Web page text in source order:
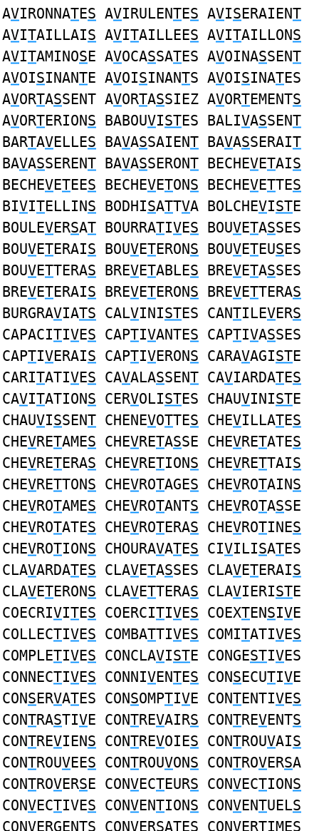
AVIRONNATES AVIRULENTES AVISERAIENT
AVITAILLAIS AVITAILLEES AVITAILLONS
AVITAMINOSE AVOCASSATES AVOINASSENT
AVOISINANTE AVOISINANTS AVOISINATES
AVORTASSENT AVORTASSIEZ AVORTEMENTS
AVORTERIONS BABOUVISTES BALIVASSENT
BARTAVELLES BAVASSAIENT BAVASSERAIT
BAVASSERENT BAVASSERONT BECHEVETAIS
BECHEVETEES BECHEVETONS BECHEVETTES
BIVITELLINS BODHISATTVA BOLCHEVISTE
BOULEVERSAT BOURRATIVES BOUVETASSES
BOUVETERAIS BOUVETERONS BOUVETEUSES
BOUVETTERAS BREVETABLES BREVETASSES
BREVETERAIS BREVETERONS BREVETTERAS
BURGRAVIATS CALVINISTES CANTILEVERS
CAPACITIVES CAPTIVANTES CAPTIVASSES
CAPTIVERAIS CAPTIVERONS CARAVAGISTE
CARITATIVES CAVALASSENT CAVIARDATES
CAVITATIONS CERVOLISTES CHAUVINISTE
CHAUVISSENT CHENEVOTTES CHEVILLATES
CHEVRETAMES CHEVRETASSE CHEVRETATES
CHEVRETERAS CHEVRETIONS CHEVRETTAIS
CHEVRETTONS CHEVROTAGES CHEVROTAINS
CHEVROTAMES CHEVROTANTS CHEVROTASSE
CHEVROTATES CHEVROTERAS CHEVROTINES
CHEVROTIONS CHOURAVATES CIVILISATES
CLAVARDATES CLAVETASSES CLAVETERAIS
CLAVETERONS CLAVETTERAS CLAVIERISTE
COECRIVITES COERCITIVES COEXTENSIVE
COLLECTIVES COMBATTIVES COMITATIVES
COMPLETIVES CONCLAVISTE CONGESTIVES
CONNECTIVES CONNIVENTES CONSECUTIVE
CONSERVATES CONSOMPTIVE CONTENTIVES
CONTRASTIVE CONTREVAIRS CONTREVENTS
CONTREVIENS CONTREVOIES CONTROUVAIS
CONTROUVEES CONTROUVONS CONTROVERSA
CONTROVERSE CONVECTEURS CONVECTIONS
CONVECTIVES CONVENTIONS CONVENTUELS
CONVERGENTS CONVERSATES CONVERTIMES